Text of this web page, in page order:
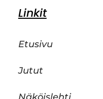
Linkit
Etusivu
Jutut